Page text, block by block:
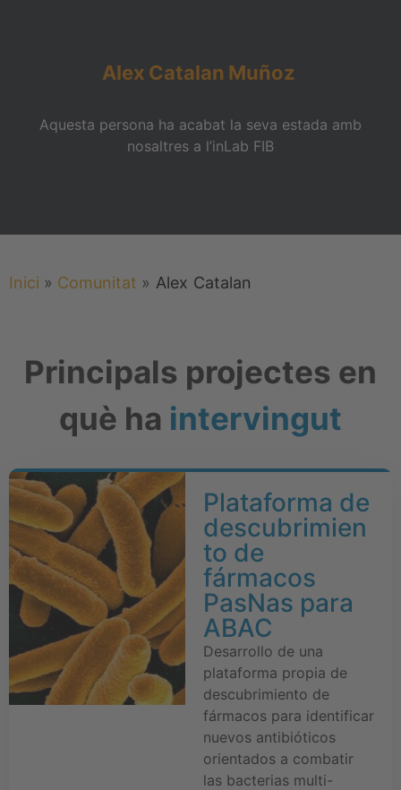
Alex Catalan Muñoz
Aquesta persona ha acabat la seva estada amb
nosaltres a l’inLab FIB
Inici » Comunitat » Alex Catalan
Principals projectes en
què ha intervingut
Plataforma de
descubrimien
to de
fármacos
PasNas para
ABAC
Desarrollo de una
plataforma propia de
descubrimiento de
fármacos para identificar
nuevos antibióticos
orientados a combatir
las bacterias multi-